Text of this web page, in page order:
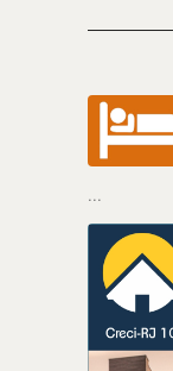
...